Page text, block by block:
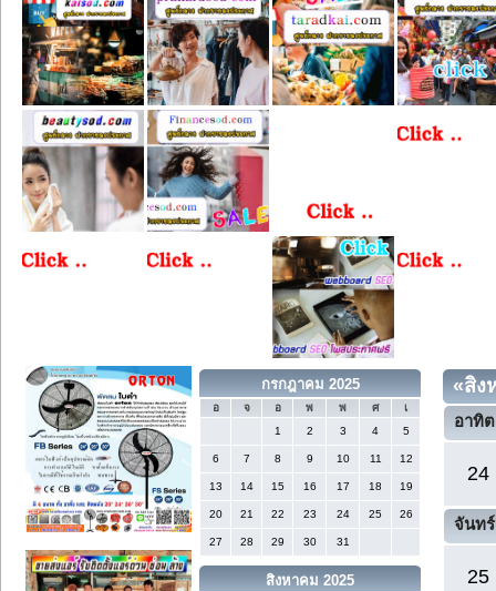
กรกฎาคม 2025
อ จ อ พ พ ศ
เ
1
2 3 4 5
6 7 8 9 10 11 12
13 14 15 16 17 18 19
20 21 22 23 24 25 26
27 28 29 30 31
สิงหาคม 2025
«สิง
อาทิ
24
จันทร์
25